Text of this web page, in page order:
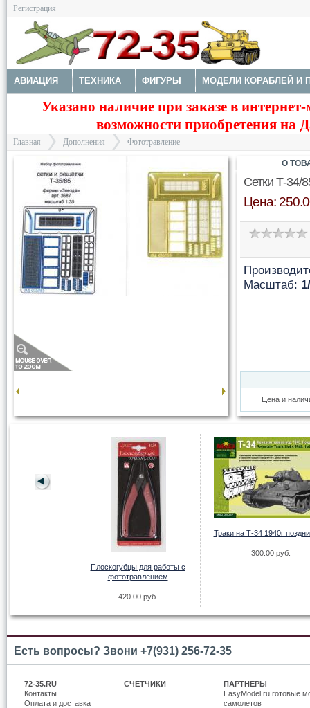
Регистрация
АВИАЦИЯ ТЕХНИКА ФИГУРЫ МОДЕЛИ КОРАБЛЕЙ И
ДОПОЛНЕНИЯ ДЕКАЛИ КОЛЕСА НАБОРЫ
КРАСКИ И ИНСТРУМЕНТЫ
Указано наличие при заказе в
возможности приобретения на
Главная
>
Дополнения Фототравление
Сетки Т-34/
Цена:
Масштаб:
Цена и
О
Плоскогубцы для работы с
фототравлением
420.00 руб.
Траки на Т-34 1940г
300.00 руб.
Есть вопросы? Звони +7(931) 256-72-35
72-35.RU
Контакты
Оплата и доставка
СЧЕТЧИКИ
ПАРТНЕРЫ
EasyModel.ru готовые
самолетов